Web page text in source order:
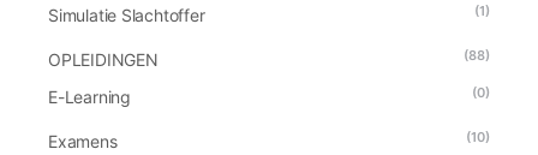
Simulatie Slachtoffer (1)
OPLEIDINGEN (88)
E-Learning (0)
Examens (10)